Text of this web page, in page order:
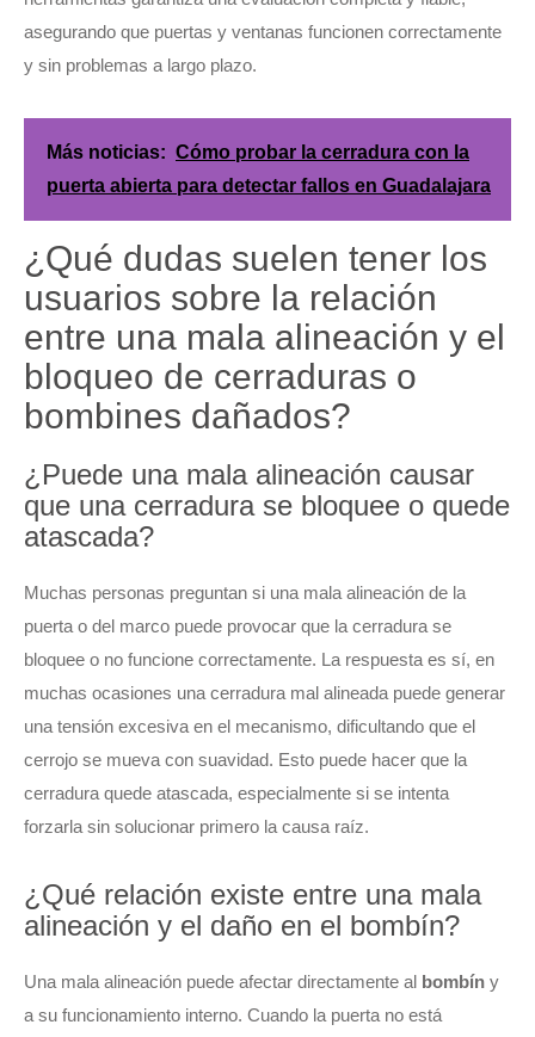
asegurando que puertas y ventanas funcionen correctamente
y sin problemas a largo plazo.
Más noticias: Cómo probar la cerradura con la
puerta abierta para detectar fallos en Guadalajara
¿Qué dudas suelen tener los
usuarios sobre la relación
entre una mala alineación y el
bloqueo de cerraduras o
bombines dañados?
¿Puede una mala alineación causar
que una cerradura se bloquee o quede
atascada?
Muchas personas preguntan si una mala alineación de la
puerta o del marco puede provocar que la cerradura se
bloquee o no funcione correctamente. La respuesta es sí, en
muchas ocasiones una cerradura mal alineada puede generar
una tensión excesiva en el mecanismo, dificultando que el
cerrojo se mueva con suavidad. Esto puede hacer que la
cerradura quede atascada, especialmente si se intenta
forzarla sin solucionar primero la causa raíz.
¿Qué relación existe entre una mala
alineación y el daño en el bombín?
Una mala alineación puede afectar directamente al bombín y
a su funcionamiento interno. Cuando la puerta no está